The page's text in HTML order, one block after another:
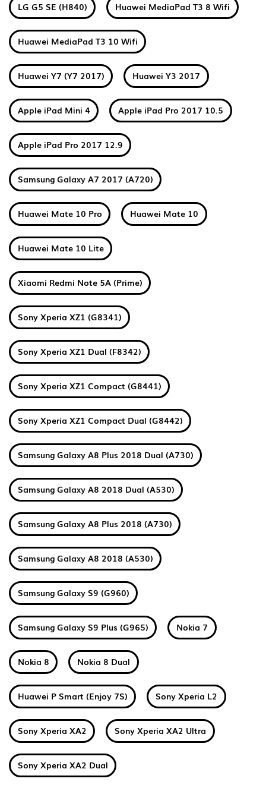
LG G5 SE (H840) Huawei MediaPad T3 8 Wifi
Huawei MediaPad T3 10 Wifi
Huawei Y7 (Y7 2017) Huawei Y3 2017
Apple iPad Mini 4 Apple iPad Pro 2017 10.5
Apple iPad Pro 2017 12.9
Samsung Galaxy A7 2017 (A720)
Huawei Mate 10 Pro Huawei Mate 10
Huawei Mate 10 Lite
Xiaomi Redmi Note 5A (Prime)
Sony Xperia XZ1 (G8341)
Sony Xperia XZ1 Dual (F8342)
Sony Xperia XZ1 Compact (G8441)
Sony Xperia XZ1 Compact Dual (G8442)
Samsung Galaxy A8 Plus 2018 Dual (A730)
Samsung Galaxy A8 2018 Dual (A530)
Samsung Galaxy A8 Plus 2018 (A730)
Samsung Galaxy A8 2018 (A530)
Samsung Galaxy S9 (G960)
Samsung Galaxy S9 Plus (G965) Nokia 7
Nokia 8 Nokia 8 Dual
Huawei P Smart (Enjoy 7S) Sony Xperia L2
Sony Xperia XA2 Sony Xperia XA2 Ultra
Sony Xperia XA2 Dual